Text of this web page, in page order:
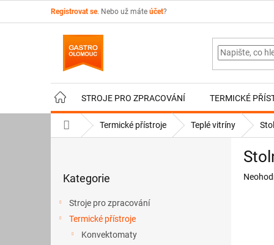
Registrovat se. Nebo už máte účet?
STROJE PRO ZPRACOVÁNÍ TERMICKÉ
Domů Termické přístroje Teplé vitríny
kategorie
Kategorie
Stroje pro zpracování
Termické přístroje
Konvektomaty